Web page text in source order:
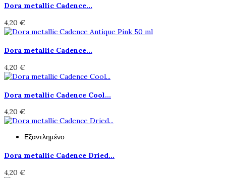
Dora metallic Cadence...
4,20 €
Dora metallic Cadence...
4,20 €
Dora metallic Cadence Cool...
4,20 €
Εξαντλημένο
Dora metallic Cadence Dried...
4,20 €